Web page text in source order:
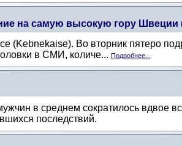
на самую высокую гору Швеции
(Kebnekaise). Во вторник пятеро
в СМИ, количе... Подробнее...
в среднем сократилось вдвое
последствий.